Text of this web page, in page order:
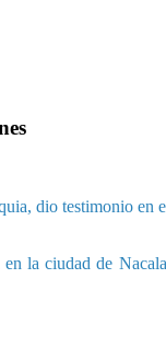
dio testimonio
la ciudad de